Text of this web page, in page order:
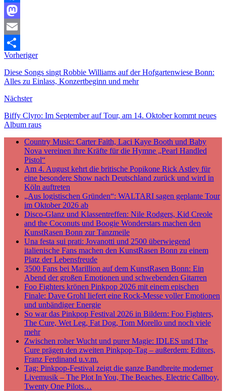
Facebook
Mastodon
Email
Teilen
Vorheriger
Diese Songs singt Robbie Williams auf der Hofgartenwiese Bonn:
Alles zu Einlass, Konzertbeginn und mehr
Nächster
Biffy Clyro: Im September auf Tour, am 14. Oktober kommt neues
Album raus
Country Music: Carter Faith, Laci Kaye Booth und Baby
Nova vereinen ihre Kräfte für die Hymne „Pearl Handled
Pistol“
Am 4. August kehrt die britische Popikone Rick Astley für
eine besondere Show nach Deutschland zurück und wird in
Köln auftreten
„Aus logistischen Gründen“: WALTARI sagen geplante Tour
im Oktober 2026 ab
Disco-Glanz und Klassentreffen: Nile Rodgers, Kid Creole
and the Coconuts und Boogie Wonderstars machen den
KunstRasen Bonn zur Tanzmeile
Una festa sui prati: Jovanotti und 2500 überwiegend
italienische Fans machen den KunstRasen Bonn zu einem
Platz der Lebensfreude
3500 Fans bei Marillion auf dem KunstRasen Bonn: Ein
Abend der großen Emotionen und schwebenden Gitarren
Foo Fighters krönen Pinkpop 2026 mit einem epischen
Finale: Dave Grohl liefert eine Rock-Messe voller Emotionen
und unbändiger Energie
So war das Pinkpop Festival 2026 in Bildern: Foo Fighters,
The Cure, Wet Leg, Fat Dog, Tom Morello und noch viele
mehr
Zwischen roher Wucht und purer Magie: IDLES und The
Cure prägen den zweiten Pinkpop-Tag – außerdem: Editors,
Franz Ferdinand u.v.m.
Tag: Pinkpop-Festival zeigt die ganze Bandbreite moderner
Livemusik – The Plot In You, The Beaches, Electric Callboy,
Twenty One Pilots…